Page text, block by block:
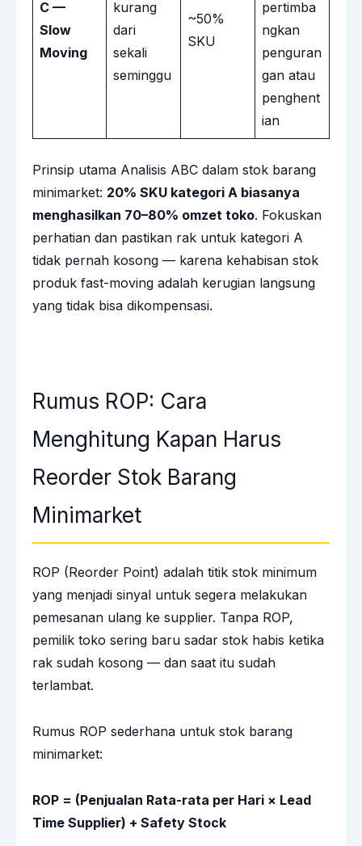
C —
Slow
Moving
kurang
dari
sekali
seminggu
~50%
SKU
pertimba
ngkan
penguran
gan atau
penghent
ian
Prinsip utama Analisis ABC dalam stok barang
minimarket: 20% SKU kategori A biasanya
menghasilkan 70–80% omzet toko. Fokuskan
perhatian dan pastikan rak untuk kategori A
tidak pernah kosong — karena kehabisan stok
produk fast-moving adalah kerugian langsung
yang tidak bisa dikompensasi.
Rumus ROP: Cara
Menghitung Kapan Harus
Reorder Stok Barang
Minimarket
ROP (Reorder Point) adalah titik stok minimum
yang menjadi sinyal untuk segera melakukan
pemesanan ulang ke supplier. Tanpa ROP,
pemilik toko sering baru sadar stok habis ketika
rak sudah kosong — dan saat itu sudah
terlambat.
Rumus ROP sederhana untuk stok barang
minimarket:
ROP = (Penjualan Rata-rata per Hari × Lead
Time Supplier) + Safety Stock